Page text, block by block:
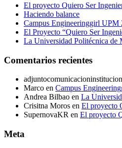
El proyecto Quiero Ser
Haciendo balance
Campus Engineeringgirl UPM
El Proyecto “Quiero Ser
La Universidad Politécnica de
Comentarios recientes
Marco en Campus
Andrea Bilbao en La
Crisitna Moros en El proyecto
SupernovaKR en El proyecto
Meta